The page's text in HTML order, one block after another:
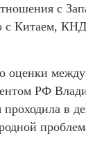
с
с Китаем,
РФ
в